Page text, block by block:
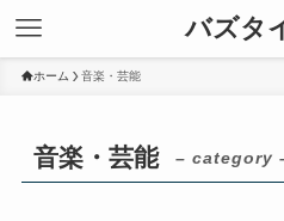
バズタ
ホーム 音楽・芸能
音楽・芸能 – category